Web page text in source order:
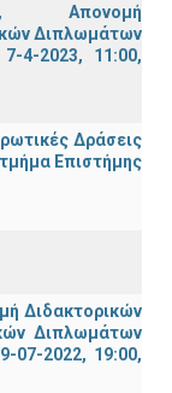
Απονομή
Διπλωμάτων
4-2023, 11:00,
Δράσεις
Επιστήμης
Διδακτορικών
Διπλωμάτων
07-2022, 19:00,